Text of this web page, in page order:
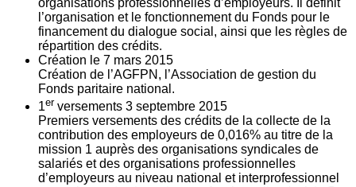
organisations professionnelles d’employeurs. Il définit
l’organisation et le fonctionnement du Fonds pour le
financement du dialogue social, ainsi que les règles de
répartition des crédits.
Création le 7 mars 2015
Création de l’AGFPN, l’Association de gestion du
Fonds paritaire national.
1er versements 3 septembre 2015
Premiers versements des crédits de la collecte de la
contribution des employeurs de 0,016% au titre de la
mission 1 auprès des organisations syndicales de
salariés et des organisations professionnelles
d’employeurs au niveau national et interprofessionnel